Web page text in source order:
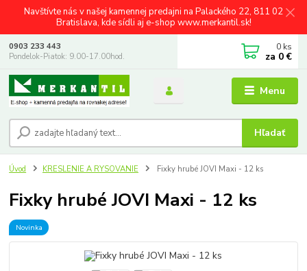
Navštívte nás v našej kamennej predajni na Palackého 22, 811 02
Bratislava, kde sídli aj e-shop www.merkantil.sk!
Menu
Hľadať
0903 233 443
Pondelok-Piatok: 9.00-17.00hod.
0 ks
za 0 €
Úvod KRESLENIE A RYSOVANIE Fixky hrubé JOVI Maxi - 12 ks
Fixky hrubé JOVI Maxi - 12 ks
Novinka